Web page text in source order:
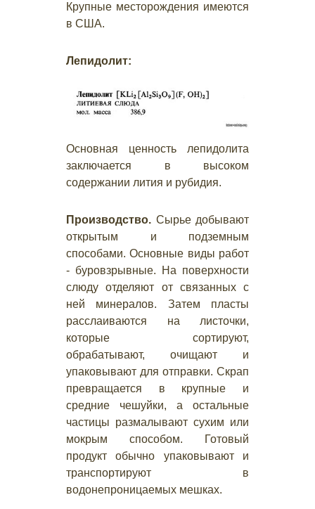
Крупные месторождения имеются
в США.
Лепидолит:
Основная ценность лепидолита
заключается в высоком
содержании лития и рубидия.
Производство. Сырье добывают
открытым и подземным
способами. Основные виды работ
- буровзрывные. На поверхности
слюду отделяют от связанных с
ней минералов. Затем пласты
расслаиваются на листочки,
которые сортируют,
обрабатывают, очищают и
упаковывают для отправки. Скрап
превращается в крупные и
средние чешуйки, а остальные
частицы размалывают сухим или
мокрым способом. Готовый
продукт обычно упаковывают и
транспортируют в
водонепроницаемых мешках.